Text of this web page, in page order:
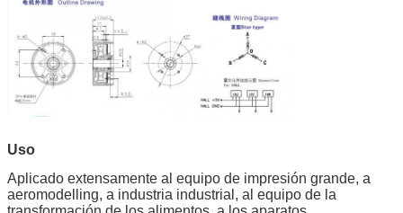
Uso
Aplicado extensamente al equipo de impresión grande, a
aeromodelling, a industria industrial, al equipo de la